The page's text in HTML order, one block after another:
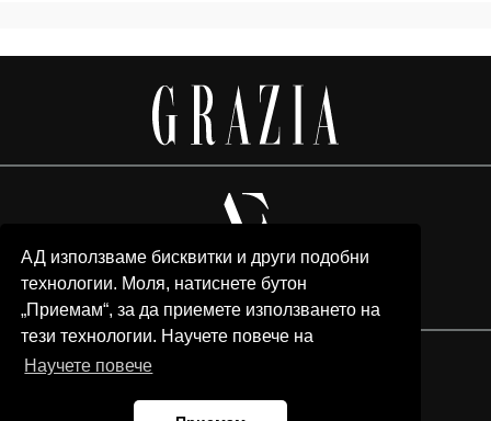
АД използваме бисквитки и други подобни
технологии. Моля, натиснете бутон
„Приемам“, за да приемете използването на
тези технологии. Научете повече на
Научете повече© 2026 Grazia Media LLC. All Rights Reserved.